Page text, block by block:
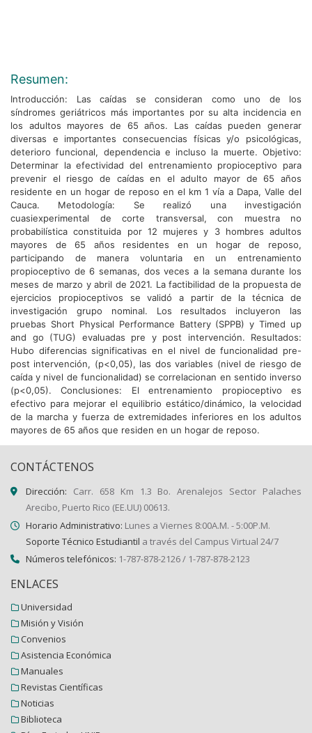
Resumen:
Introducción: Las caídas se consideran como uno de los
síndromes geriátricos más importantes por su alta incidencia en
los adultos mayores de 65 años. Las caídas pueden generar
diversas e importantes consecuencias físicas y/o psicológicas,
deterioro funcional, dependencia e incluso la muerte. Objetivo:
Determinar la efectividad del entrenamiento propioceptivo para
prevenir el riesgo de caídas en el adulto mayor de 65 años
residente en un hogar de reposo en el km 1 vía a Dapa, Valle del
Cauca. Metodología: Se realizó una investigación
cuasiexperimental de corte transversal, con muestra no
probabilística constituida por 12 mujeres y 3 hombres adultos
mayores de 65 años residentes en un hogar de reposo,
participando de manera voluntaria en un entrenamiento
propioceptivo de 6 semanas, dos veces a la semana durante los
meses de marzo y abril de 2021. La factibilidad de la propuesta de
ejercicios propioceptivos se validó a partir de la técnica de
investigación grupo nominal. Los resultados incluyeron las
pruebas Short Physical Performance Battery (SPPB) y Timed up
and go (TUG) evaluadas pre y post intervención. Resultados:
Hubo diferencias significativas en el nivel de funcionalidad pre-
post intervención, (p<0,05), las dos variables (nivel de riesgo de
caída y nivel de funcionalidad) se correlacionan en sentido inverso
(p<0,05). Conclusiones: El entrenamiento propioceptivo es
efectivo para mejorar el equilibrio estático/dinámico, la velocidad
de la marcha y fuerza de extremidades inferiores en los adultos
mayores de 65 años que residen en un hogar de reposo.
CONTÁCTENOS
Dirección: Carr. 658 Km 1.3 Bo. Arenalejos Sector Palaches
Arecibo, Puerto Rico (EE.UU) 00613.
Horario Administrativo: Lunes a Viernes 8:00A.M. - 5:00P.M.
Soporte Técnico Estudiantil a través del Campus Virtual 24/7
Números telefónicos: 1-787-878-2126 / 1-787-878-2123
ENLACES
Universidad
Misión y Visión
Convenios
Asistencia Económica
Manuales
Revistas Científicas
Noticias
Biblioteca